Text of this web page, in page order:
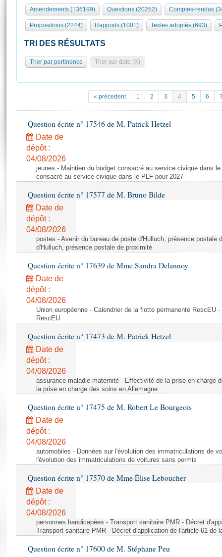
577 députés
Groupes politiques
Commissions et autres organes
Europe et International
Pétitions
Projets de loi
Propositions de loi
Amendements
Textes adoptés
Rapports législatifs
Rapports sur l'application des lois
Baromètre de l’application des lois
Dossiers législatifs
Budget et sécurité sociale
Questions écrites et orales
Comptes rendus des débats
Organisation de l'Assemblée
Présidence Conférence des Présidents Bureau Collège des
Statistiques et chiffres clés
Documents de référence
( Constitution | Règlement de l'Assemblée ... )
Histoire
Juniors
Anciennes législatures
Visite virtuelle du palais Bourbon
Assister à une séance
Contacts et plan d'accès
Photos libres de droit
Amendements (136199) Questions (20252) Comptes-rendus
Propositions (2244) Rapports (1001) Textes adoptés (693)
TRI DES RÉSULTATS
Trier par pertinence Trier par date (X)
« précedent 1 2 3 4 5 6
Question écrite n° 17546 de M. Patrick Hetzel
Date de
dépôt :
04/08/2026
jeunes - Maintien du budget consacré au service civique dans
consacré au service civique dans le PLF pour 2027
Question écrite n° 17577 de M. Bruno Bilde
Date de
dépôt :
04/08/2026
postes - Avenir du bureau de poste d'Hulluch, présence postale
d'Hulluch, présence postale de proximité
Question écrite n° 17639 de Mme Sandra Delannoy
Date de
dépôt :
04/08/2026
Union européenne - Calendrier de la flotte permanente RescEU
RescEU
Question écrite n° 17473 de M. Patrick Hetzel
Date de
dépôt :
04/08/2026
assurance maladie maternité - Effectivité de la prise en charge
la prise en charge des soins en Allemagne
Question écrite n° 17475 de M. Robert Le Bourgeois
Date de
dépôt :
04/08/2026
automobiles - Données sur l'évolution des immatriculations de
l'évolution des immatriculations de voitures sans permis
Question écrite n° 17570 de Mme Élise Leboucher
Date de
dépôt :
04/08/2026
personnes handicapées - Transport sanitaire PMR - Décret
Transport sanitaire PMR - Décret d'application de l'article 61 de
Question écrite n° 17600 de M. Stéphane Peu